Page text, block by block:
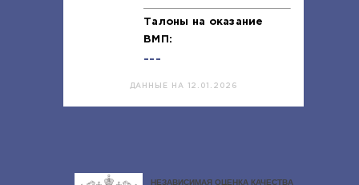
Талоны на оказание
ВМП:
---
ДАННЫЕ НА 12.01.2026